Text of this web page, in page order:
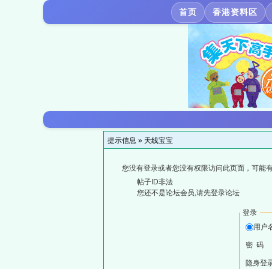
首页 香港资料区
提示信息 » 天线宝宝
您没有登录或者您没有权限访问此页面，可能
帖子ID非法
您还不是论坛会员,请先登录论坛
登录
用户
密 码
隐身登